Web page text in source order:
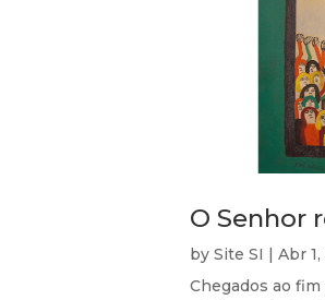
O Senhor
by Site SI | Abr
Chegados ao